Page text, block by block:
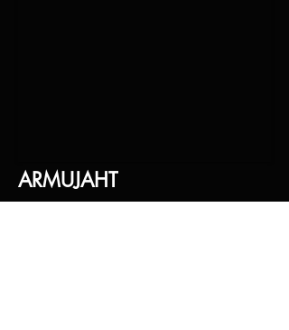
ARMUJAHT
Humoorikas teatraalne burleskietteaste